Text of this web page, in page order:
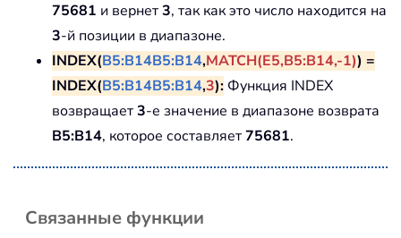
75681 и вернет3, так как это число находится на
3-й позиции в диапазоне.
INDEX(B5:B14B5:B14,MATCH(E5,B5:B14,-1)) =
INDEX(B5:B14B5:B14,3): Функция INDEX
возвращает3-е значение в диапазоне возврата
B5:B14, которое составляет75681.
Связанные функции